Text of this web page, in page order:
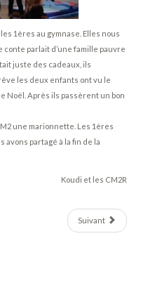
1ères au gymnase. Elles nous
parlait d’une famille pauvre
juste des cadeaux, ils
les deux enfants ont vu le
Noël. Après ils passèrent un bon
une marionnette. Les 1ères
partagé à la fin de la
Koudi et les CM2R
Suivant